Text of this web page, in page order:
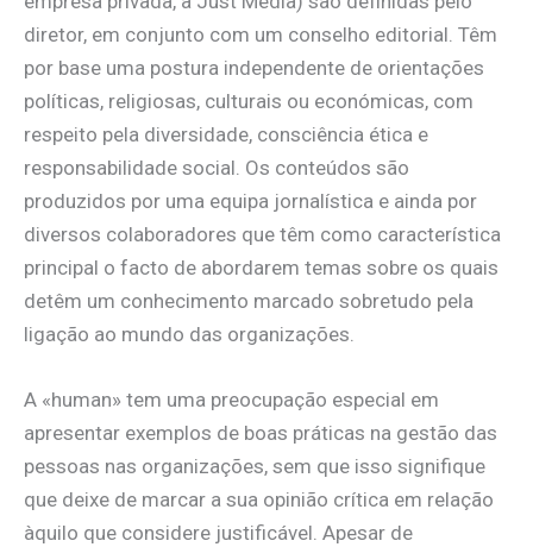
diretor, em conjunto com um conselho editorial. Têm
por base uma postura independente de orientações
políticas, religiosas, culturais ou económicas, com
respeito pela diversidade, consciência ética e
responsabilidade social. Os conteúdos são
produzidos por uma equipa jornalística e ainda por
diversos colaboradores que têm como característica
principal o facto de abordarem temas sobre os quais
detêm um conhecimento marcado sobretudo pela
ligação ao mundo das organizações.
A «human» tem uma preocupação especial em
apresentar exemplos de boas práticas na gestão das
pessoas nas organizações, sem que isso signifique
que deixe de marcar a sua opinião crítica em relação
àquilo que considere justificável. Apesar de